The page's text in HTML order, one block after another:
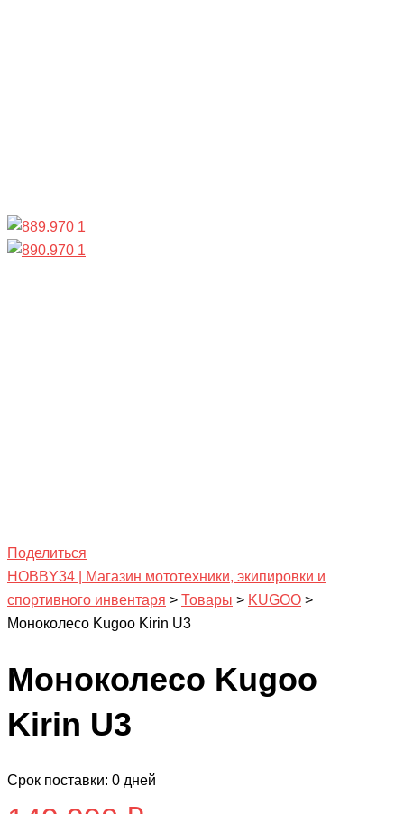
Поделиться
HOBBY34 | Магазин мототехники, экипировки и
спортивного инвентаря > Товары > KUGOO >
Моноколесо Kugoo Kirin U3
Моноколесо Kugoo
Kirin U3
Срок поставки: 0 дней